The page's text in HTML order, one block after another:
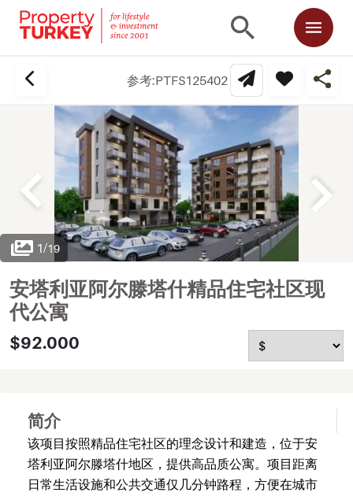
参考:PTFS125402
1/19
安塔利亚阿尔滕塔什精品住宅社区现
代公寓
$92.000
简介
该项目按照精品住宅社区的理念设计和建造，位于安
塔利亚阿尔滕塔什地区，提供高品质公寓。项目距离
日常生活设施和公共交通仅几分钟路程，方便在城市